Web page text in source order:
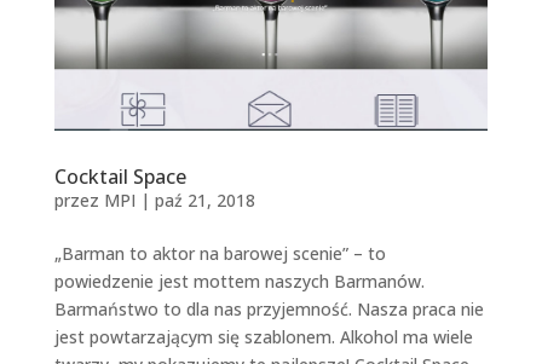
Cocktail Space
przez MPI | paź 21, 2018
„Barman to aktor na barowej scenie” – to
powiedzenie jest mottem naszych Barmanów.
Barmaństwo to dla nas przyjemność. Nasza praca nie
jest powtarzającym się szablonem. Alkohol ma wiele